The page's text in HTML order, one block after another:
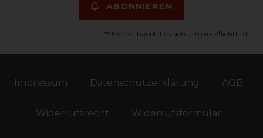
ABONNIEREN
** Hierbei handelt es sich um ein Pflichtfeld.
Impressum Daten­schutz­erklärung AGB
Widerrufs­recht Widerrufs­formular